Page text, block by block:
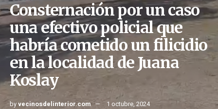
Consternación por un caso
una efectivo policial que
habría cometido un filicidio
en la localidad de Juana
Koslay
byvecinosdelinterior.com 1 octubre, 2024